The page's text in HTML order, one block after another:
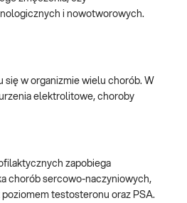
i nowotworowych.
się w organizmie wielu chorób. W
elektrolitowe, choroby
zapobiega
chorób sercowo-naczyniowych,
testosteronu oraz PSA.